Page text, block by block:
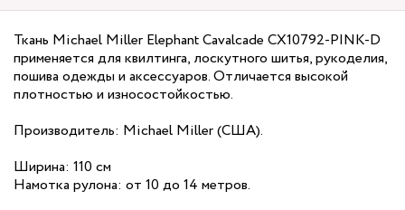
Ткань Michael Miller Elephant Cavalcade CX10792-PINK-D
применяется для квилтинга, лоскутного шитья, рукоделия,
пошива одежды и аксессуаров. Отличается высокой
плотностью и износостойкостью.
Производитель: Michael Miller (США).
Ширина: 110 см
Намотка рулона: от 10 до 14 метров.